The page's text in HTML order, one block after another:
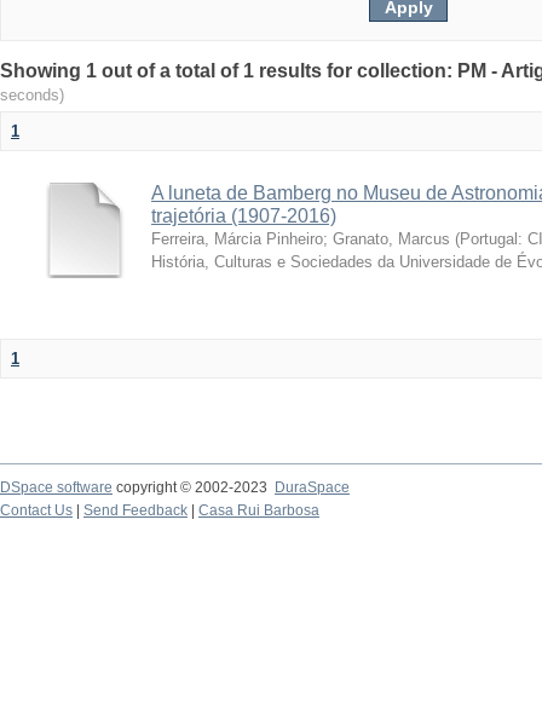
Showing 1 out of a total of 1 results for collection: PM -
seconds)
1
A luneta de Bamberg no Museu de
trajetória (1907-2016)
Ferreira, Márcia Pinheiro; Granato, Marcus (Portugal:
História, Culturas e Sociedades da Universidade de
1
DSpace software copyright © 2002-2023
DuraSpace
Contact Us
Send Feedback Casa Rui Barbosa